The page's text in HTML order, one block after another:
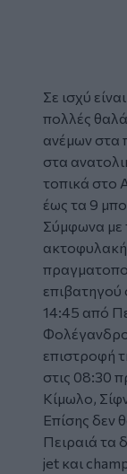
Σε ισχύ είναι
πολλές
ανέμων στα
στα
τοπικά στο
έως τα 9
Σύμφωνα με
επιβατηγού
14:45 από
επιστροφή
στις 08:30
Κίμωλο,
Επίσης δεν
Πειραιά τα
jet και